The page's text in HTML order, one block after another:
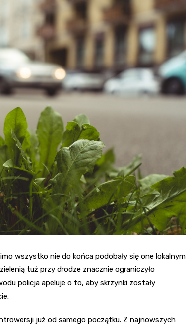
Kino
wszystko nie do końca podobały się one lokalnym
tuż przy drodze znacznie ograniczyło
policja apeluje o to, aby skrzynki zostały
już od samego początku. Z najnowszych